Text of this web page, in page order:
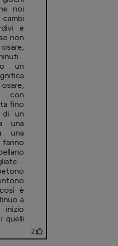
noi
e
non
un
con
fino
un
una
una
fanno
è
a
quelli
2